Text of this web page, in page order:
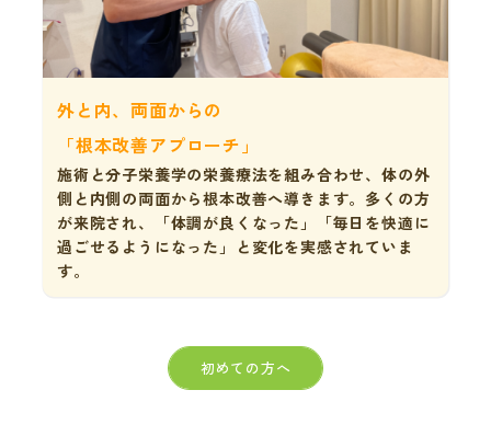
外と内、両面からの
「根本改善アプローチ」
施術と分子栄養学の栄養療法を組み合わせ、体の外
側と内側の両面から根本改善へ導きます。多くの方
が来院され、「体調が良くなった」「毎日を快適に
過ごせるようになった」と変化を実感されていま
す。
初めての方へ